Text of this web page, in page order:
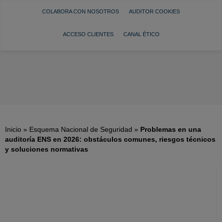
COLABORA CON NOSOTROS AUDITOR COOKIES
ACCESO CLIENTES CANAL ÉTICO
Inicio » Esquema Nacional de Seguridad » Problemas en una
auditoría ENS en 2026: obstáculos comunes, riesgos técnicos
y soluciones normativas